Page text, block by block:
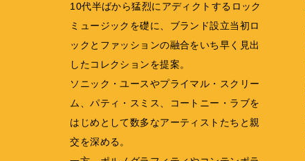
10代半ばから猛烈にアディクトするロック
ミュージックを礎に、ブランド設立当初ロ
ックとファッションの融合をいち早く見出
したコレクションを提案。
ソニック・ユースやプライマル・スクリー
ム、パティ・スミス、コートニー・ラブを
はじめとして数多なアーティストたちと親
交を深める。